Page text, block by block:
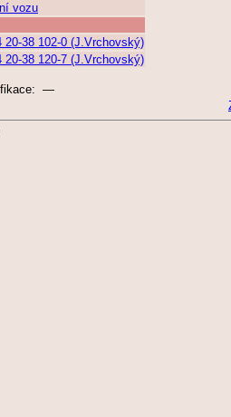
vozu
20-38 102-0 (J.Vrchovský)
20-38 120-7 (J.Vrchovský)
—